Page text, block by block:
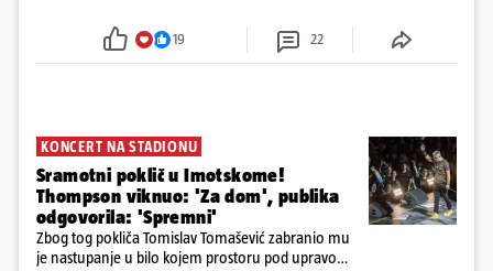
19 22
KONCERT NA STADIONU
Sramotni poklič u Imotskome!
Thompson viknuo: 'Za dom', publika
odgovorila: 'Spremni'
Zbog tog pokliča Tomislav Tomašević zabranio mu
je nastupanje u bilo kojem prostoru pod upravom